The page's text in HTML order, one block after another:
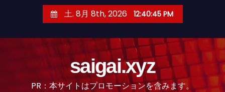
土. 8月 8th, 2026 12:40:46 PM
saigai.xyz
PR：本サイトはプロモーションを含みます。